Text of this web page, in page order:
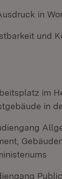
in
und
im
in